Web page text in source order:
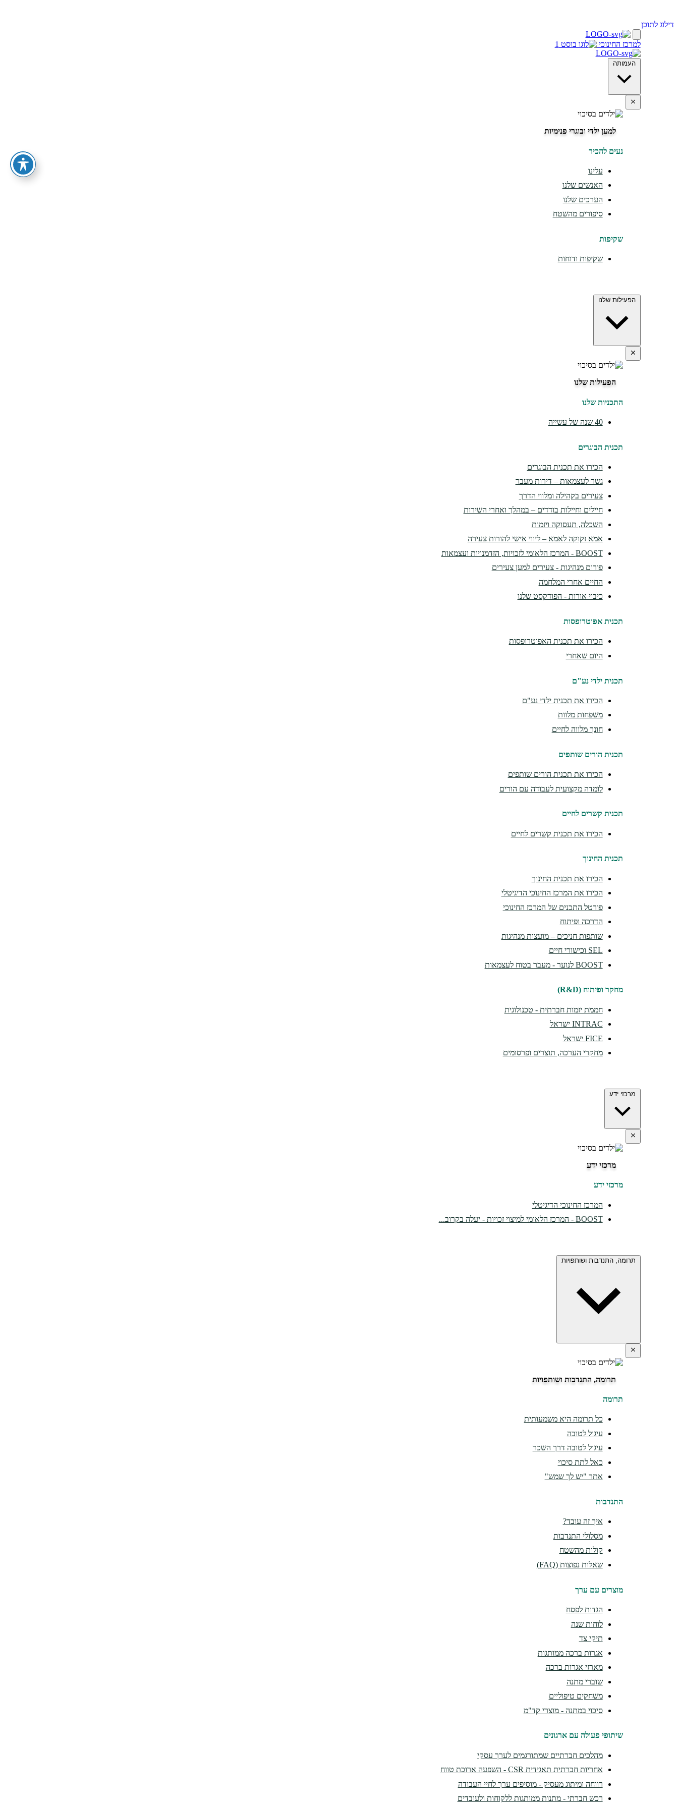
דילוג לתוכן
למרכז החינוכי
העמותה
למען ילדי ובוגרי פנימיות
נעים להכיר
עלינו
האנשים שלנו
הערכים שלנו
סיפורים מהשטח
שקיפות
שקיפות ודוחות
הפעילות שלנו
הפעילות שלנו
התכניות שלנו
40 שנה של עשייה
תכנית הבוגרים
הכירו את תכנית הבוגרים
גשר לעצמאות – דירות מעבר
צעירים בקהילה ומלווי הדרך
חיילים וחיילות בודדים – במהלך ואחרי השירות
השכלה, תעסוקה ויזמות
אמא זקוקה לאמא – ליווי אישי להורות צעירה
BOOST - המרכז הלאומי לזכויות, הזדמנויות ועצמאות
פורום מנהיגות - צעירים למען צעירים
החיים אחרי המלחמה
כיבוי אורות - הפודקסט שלנו
תכנית אפוטרופסות
הכירו את תכנית האפוטרופסות
היום שאחרי
תכנית ילדי נע"ם
הכירו את תכנית ילדי נע"ם
משפחות מלוות
חונך מלווה לחיים
תכנית הורים שותפים
הכירו את תכנית הורים שותפים
לומדה מקצועית לעבודה עם הורים
תכנית קשרים לחיים
הכירו את תכנית קשרים לחיים
תכנית החינוך
הכירו את תכנית החינוך
הכירו את המרכז החינוכי הדיגיטלי
פורטל התכנים של המרכז החינוכי
הדרכה ופיתוח
שותפות חניכים – מועצות מנהיגות
SEL וכישורי חיים
BOOST לנוער - מעבר בטוח לעצמאות
מחקר ופיתוח (R&D)
חממת יזמות חברתית - טכנולוגית
INTRAC ישראל
FICE ישראל
מחקרי הערכה, תוצרים ופרסומים
מרכזי ידע
מרכזי ידע
מרכזי ידע
המרכז החינוכי הדיגיטלי
BOOST - המרכז הלאומי למיצוי זכויות - יעלה בקרוב...
תרומה, התנדבות ושותפויות
תרומה, התנדבות ושותפויות
תרומה
כל תרומה היא משמעותית
עיגול לטובה
עיגול לטובה דרך השכר
כאל לתת סיכוי
אתר "יש לך שמש"
התנדבות
איך זה עובד?
מסלולי התנדבות
קולות מהשטח
שאלות נפוצות (FAQ)
מוצרים עם ערך
הגדות לפסח
לוחות שנה
תיקי צד
אגרות ברכה ממותגות
מארזי אגרות ברכה
שוברי מתנה
משחקים טיפוליים
סיכוי במתנה - מוצרי קד"מ
שיתופי פעולה עם ארגונים
מהלכים חברתיים שמתורגמים לערך עסקי
אחריות חברתית תאגידית CSR - השפעה ארוכת טווח
רווחה ומיתוג מעסיק - מוסיפים ערך לחיי העבודה
רכש חברתי - מתנות ממותגות ללקוחות ולעובדים